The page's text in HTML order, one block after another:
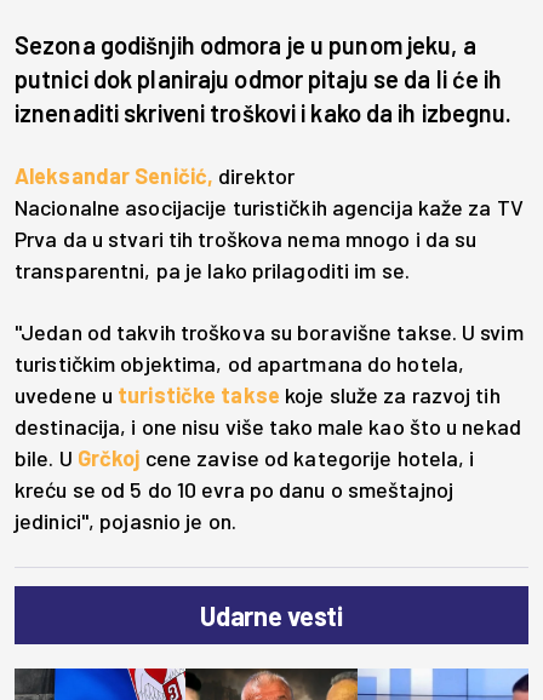
Sezona godišnjih odmora je u punom jeku, a
putnici dok planiraju odmor pitaju se da li će ih
iznenaditi skriveni troškovi i kako da ih izbegnu.
Aleksandar Seničić, direktor
Nacionalne asocijacije turističkih agencija kaže za TV
Prva da u stvari tih troškova nema mnogo i da su
transparentni, pa je lako prilagoditi im se.
"Jedan od takvih troškova su boravišne takse. U svim
turističkim objektima, od apartmana do hotela,
uvedene u turističke takse koje služe za razvoj tih
destinacija, i one nisu više tako male kao što u nekad
bile. U Grčkoj cene zavise od kategorije hotela, i
kreću se od 5 do 10 evra po danu o smeštajnoj
jedinici", pojasnio je on.
Udarne vesti